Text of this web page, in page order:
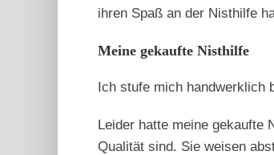
ihren Spaß an der Nisthilfe
Meine gekaufte Nisthilfe
Ich stufe mich handwerklich
Leider hatte meine gekaufte
Qualität sind. Sie weisen